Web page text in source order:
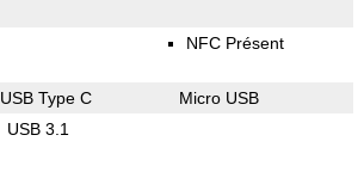
NFC Présent
USB Type C Micro USB
USB 3.1